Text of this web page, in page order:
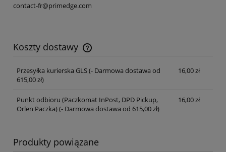
contact-fr@primedge.com
Koszty dostawy
Cena nie zawiera ewentualnych kosztów płatności
Przesyłka kurierska GLS(- Darmowa dostawa od
615,00 zł)
16,00 zł
Punkt odbioru (Paczkomat InPost, DPD Pickup,
Orlen Paczka)(- Darmowa dostawa od 615,00 zł)
16,00 zł
Produkty powiązane